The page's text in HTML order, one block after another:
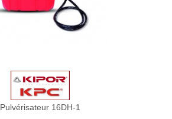
Pulvérisateur 16DH-1